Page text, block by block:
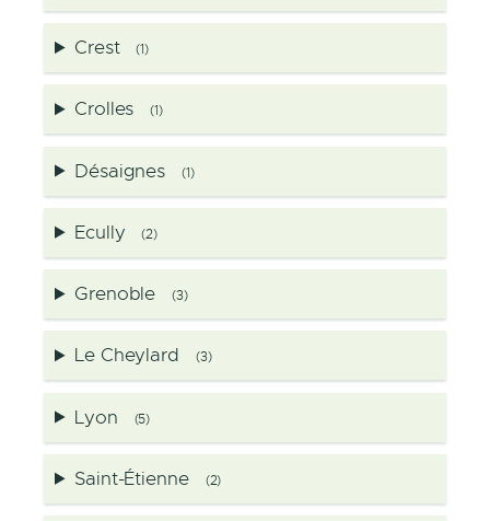
Crest (1)
Crolles (1)
Désaignes (1)
Ecully (2)
Grenoble (3)
Le Cheylard (3)
Lyon (5)
Saint-Étienne (2)